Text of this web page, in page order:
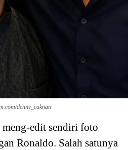
denny_caknan
edit sendiri foto
Ronaldo. Salah satunya